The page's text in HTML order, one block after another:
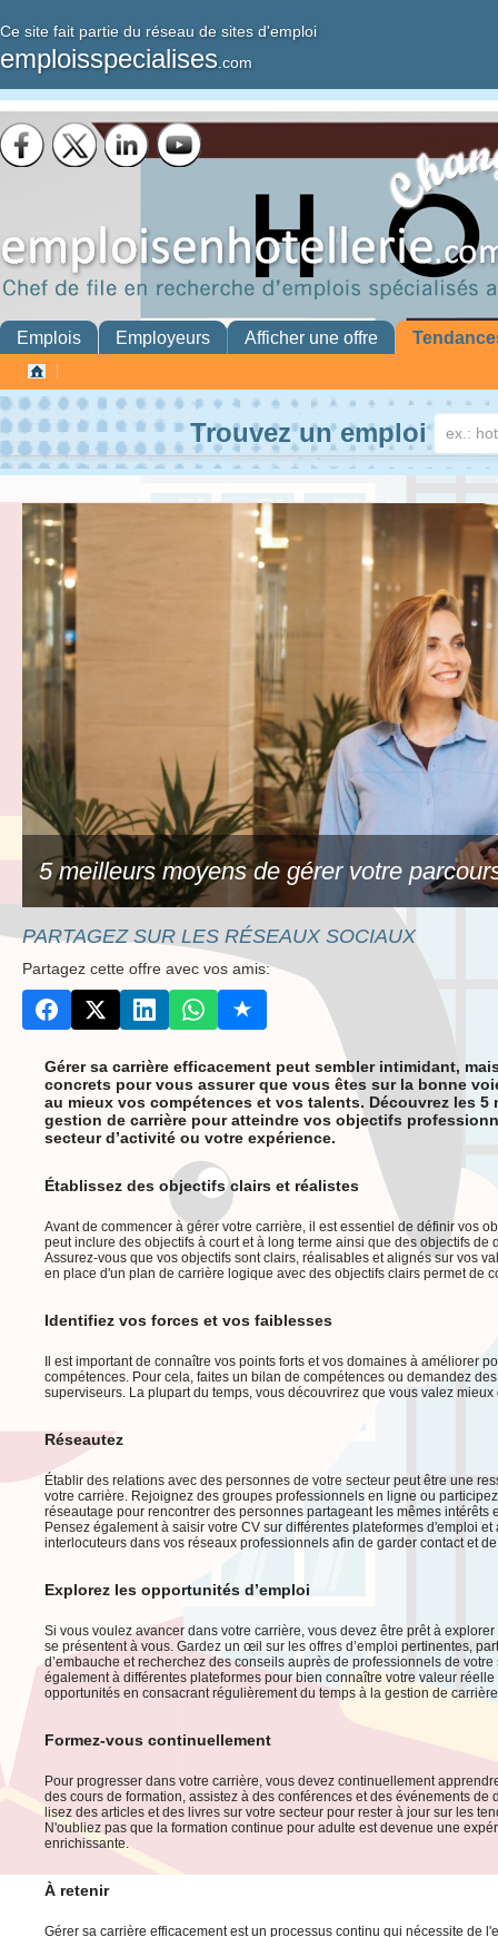
Ce site fait partie du réseau de sites d'emploi
emploisspecialises .com
Emplois Employeurs Afficher une offre
Trouvez un emploi
5 meilleurs moyens de gérer votre
PARTAGEZ SUR LES RÉSEAUX SOCIAUX
Partagez cette offre avec vos amis:
Gérer sa carrière efficacement peut sembler intimidant,
concrets pour vous assurer que vous êtes sur la bonne
au mieux vos compétences et vos talents. Découvrez les 5
gestion de carrière pour atteindre vos objectifs
secteur d’activité ou votre expérience.
Établissez des objectifs clairs et réalistes
Avant de commencer à gérer votre carrière, il est essentiel de définir vos
peut inclure des objectifs à court et à long terme ainsi que des objectifs de
Assurez-vous que vos objectifs sont clairs, réalisables et alignés sur vos
en place d'un plan de carrière logique avec des objectifs clairs permet de
Identifiez vos forces et vos faiblesses
Il est important de connaître vos points forts et vos domaines à améliorer
compétences. Pour cela, faites un bilan de compétences ou demandez
superviseurs. La plupart du temps, vous découvrirez que vous valez
Réseautez
Établir des relations avec des personnes de votre secteur peut être une
votre carrière. Rejoignez des groupes professionnels en ligne ou
réseautage pour rencontrer des personnes partageant les mêmes intérêts
Pensez également à saisir votre CV sur différentes plateformes d'emploi et
interlocuteurs dans vos réseaux professionnels afin de garder contact et
Explorez les opportunités d’emploi
Si vous voulez avancer dans votre carrière, vous devez être prêt à
se présentent à vous. Gardez un œil sur les offres d’emploi pertinentes,
d’embauche et recherchez des conseils auprès de professionnels de votre
également à différentes plateformes pour bien connaître votre valeur
opportunités en consacrant régulièrement du temps à la gestion de
Formez-vous continuellement
Pour progresser dans votre carrière, vous devez continuellement
des cours de formation, assistez à des conférences et des événements de
lisez des articles et des livres sur votre secteur pour rester à jour sur les
N'oubliez pas que la formation continue pour adulte est devenue une
enrichissante.
À retenir
Gérer sa carrière efficacement est un processus continu qui nécessite de